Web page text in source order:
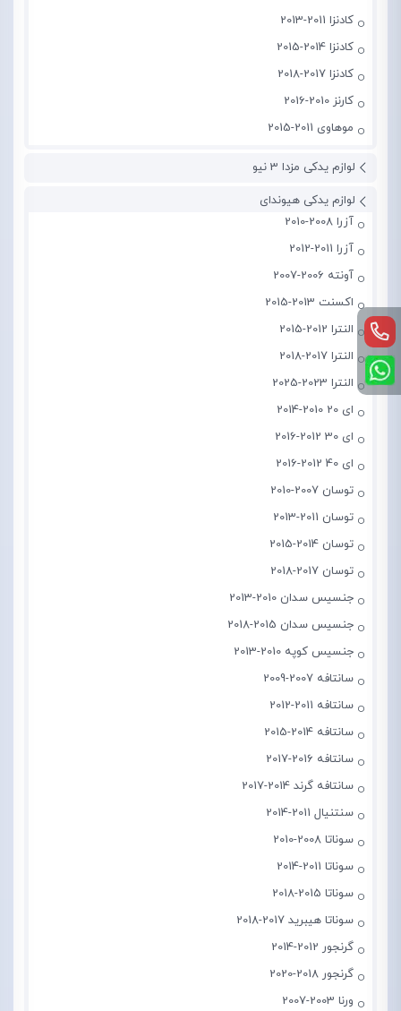
کادنزا 2011-2013
کادنزا 2014-2015
کادنزا 2017-2018
کارنز 2010-2016
موهاوی 2011-2015
لوازم یدکی مزدا 3 نیو
لوازم یدکی هیوندای
آزرا 2008-2010
آزرا 2011-2012
آونته 2006-2007
اکسنت 2013-2015
النترا 2012-2015
النترا 2017-2018
النترا 2023-2025
ای 20 2010-2014
ای 30 2012-2016
ای 40 2012-2016
توسان 2007-2010
توسان 2011-2013
توسان 2014-2015
توسان 2017-2018
جنسیس سدان 2010-2013
جنسیس سدان 2015-2018
جنسیس کوپه 2010-2013
سانتافه 2007-2009
سانتافه 2011-2012
سانتافه 2014-2015
سانتافه 2016-2017
سانتافه گرند 2014-2017
سنتنیال 2011-2014
سوناتا 2008-2010
سوناتا 2011-2014
سوناتا 2015-2018
سوناتا هیبرید 2017-2018
گرنجور 2012-2014
گرنجور 2018-2020
ورنا 2003-2007